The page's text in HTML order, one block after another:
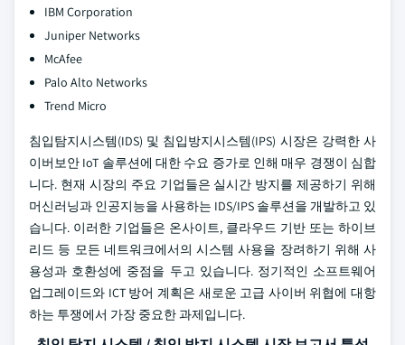
IBM Corporation
Juniper Networks
McAfee
Palo Alto Networks
Trend Micro
침입탐지시스템(IDS) 및 침입방지시스템(IPS) 시장은 강력한 사
이버보안 IoT 솔루션에 대한 수요 증가로 인해 매우 경쟁이 심합
니다. 현재 시장의 주요 기업들은 실시간 방지를 제공하기 위해
머신러닝과 인공지능을 사용하는 IDS/IPS 솔루션을 개발하고 있
습니다. 이러한 기업들은 온사이트, 클라우드 기반 또는 하이브
리드 등 모든 네트워크에서의 시스템 사용을 장려하기 위해 사
용성과 호환성에 중점을 두고 있습니다. 정기적인 소프트웨어
업그레이드와 ICT 방어 계획은 새로운 고급 사이버 위협에 대항
하는 투쟁에서 가장 중요한 과제입니다.